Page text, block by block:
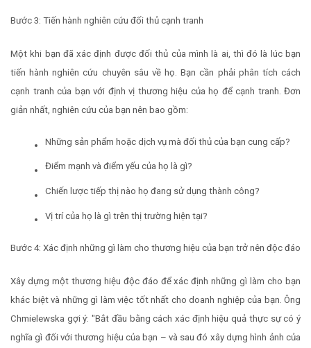
Bước 3: Tiến hành nghiên cứu đối thủ cạnh tranh
Một khi bạn đã xác định được đối thủ của mình là ai, thì đó là lúc bạn
tiến hành nghiên cứu chuyên sâu về họ. Bạn cần phải phân tích cách
cạnh tranh của bạn với định vị thương hiệu của họ để cạnh tranh. Đơn
giản nhất, nghiên cứu của bạn nên bao gồm:
Những sản phẩm hoặc dịch vụ mà đối thủ của bạn cung cấp?
Điểm mạnh và điểm yếu của họ là gì?
Chiến lược tiếp thị nào họ đang sử dụng thành công?
Vị trí của họ là gì trên thị trường hiện tại?
Bước 4: Xác định những gì làm cho thương hiệu của bạn trở nên độc đáo
Xây dựng một thương hiệu độc đáo để xác định những gì làm cho bạn
khác biệt và những gì làm việc tốt nhất cho doanh nghiệp của bạn. Ông
Chmielewska gợi ý: "Bắt đầu bằng cách xác định hiệu quả thực sự có ý
nghĩa gì đối với thương hiệu của bạn – và sau đó xây dựng hình ảnh của